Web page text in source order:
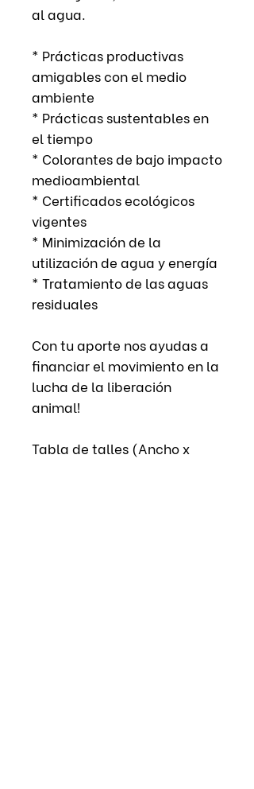
al agua.
* Prácticas productivas
amigables con el medio
ambiente
* Prácticas sustentables en
el tiempo
* Colorantes de bajo impacto
medioambiental
* Certificados ecológicos
vigentes
* Minimización de la
utilización de agua y energía
* Tratamiento de las aguas
residuales
Con tu aporte nos ayudas a
financiar el movimiento en la
lucha de la liberación
animal!
Tabla de talles (Ancho x